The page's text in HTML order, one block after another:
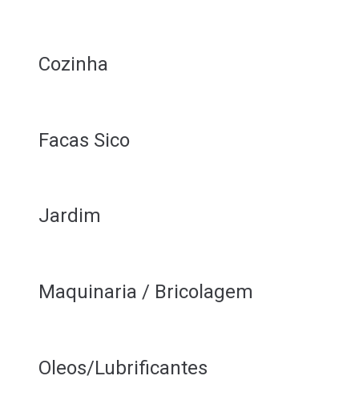
Cozinha
Facas Sico
Jardim
Maquinaria / Bricolagem
Oleos/Lubrificantes